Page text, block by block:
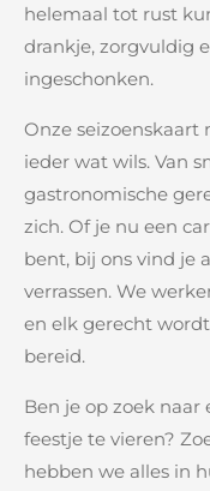
helemaal tot rust
drankje, zorgvuldig
ingeschonken.
Onze seizoenskaart
ieder wat wils. Van
gastronomische
zich. Of je nu een
bent, bij ons vind je
verrassen. We
en elk gerecht
bereid.
Ben je op zoek naar
feestje te vieren?
hebben we alles in